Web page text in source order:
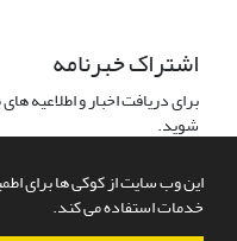
این وب سایت از کوکی ها برای
خدمات استفاده می کند.
اشتراک خبرنامه
برای دریافت اخبار و اطلاعیه
شوید.